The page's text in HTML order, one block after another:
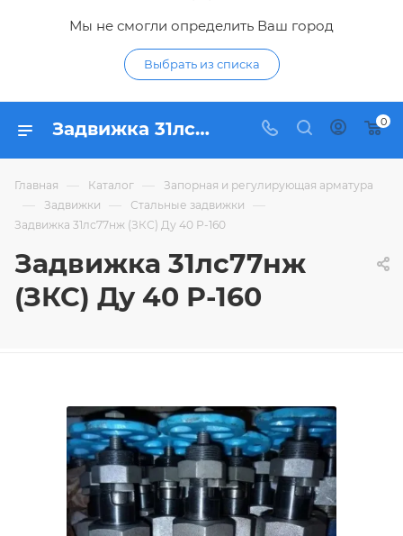
Мы не смогли определить Ваш город
Выбрать из списка
Задвижка 31лс77нж (ЗКС) Ду 40 Р-160 - купить по цене в интернет-магазине Гидропромтехника с доставкой в Курске 0
Главная — Каталог — Запорная и регулирующая арматура
— Задвижки — Стальные задвижки —
Задвижка 31лс77нж (ЗКС) Ду 40 Р-160
Задвижка 31лс77нж
(ЗКС) Ду 40 Р-160